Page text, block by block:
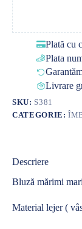
Plată cu
Plata
Livrare
SKU: S381
CATEGORIE:
Descriere
Bluză mărimi mari
Material lejer (